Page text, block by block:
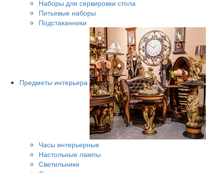
Наборы для сервировки стола
Питьевые наборы
Подстаканники
Предметы интерьера
Часы интерьерные
Настольные лампы
Светильники